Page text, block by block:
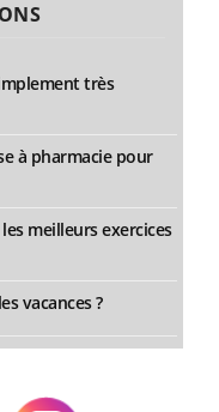
très
à pharmacie pour
meilleurs exercices
vacances ?